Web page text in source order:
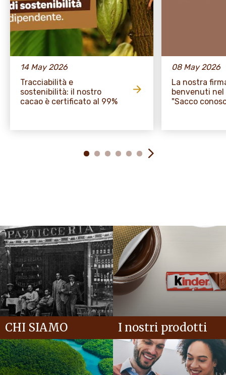
14 May 2026
Tracciabilità e
sostenibilità: il nostro
cacao è certificato al 99%
08 May 2026
La nostra
benvenuti
"Sacco
CHI SIAMO I nostri prodotti